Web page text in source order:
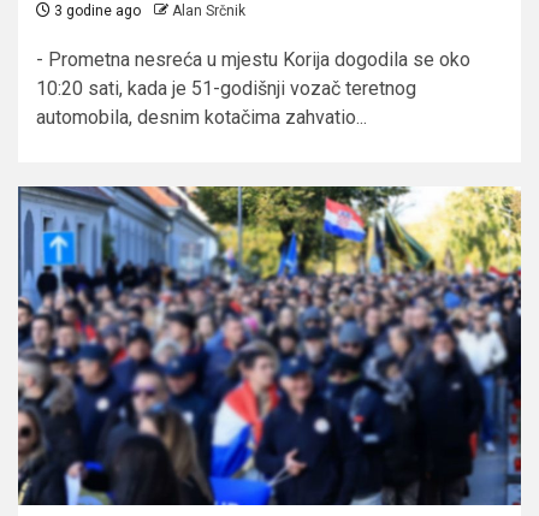
3 godine ago Alan Srčnik
- Prometna nesreća u mjestu Korija dogodila se oko
10:20 sati, kada je 51-godišnji vozač teretnog
automobila, desnim kotačima zahvatio...